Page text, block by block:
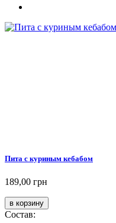
Пита с куриным кебабом
189,00 грн
Состав: